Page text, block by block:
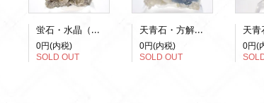
蛍石・水晶（蛍光）
0円(内税)
SOLD OUT
天青石・方解石(蛍光)
0円(内税)
SOLD OUT
0円(